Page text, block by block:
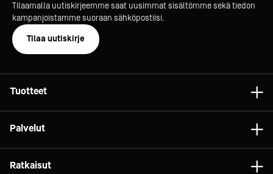
Tilaamalla uutiskirjeemme saat uusimmat sisältömme sekä tiedon
kampanjoistamme suoraan sähköpostiisi.
Tilaa uutiskirje
Tuotteet
Tarvikkeet
Palvelut
Konsultointi
Ratkaisut